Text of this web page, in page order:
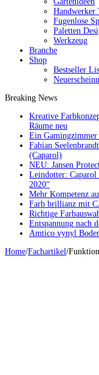
Handwerker
Fugenlose
Paletten
Werkzeug
Branche
Shop
Bestseller
Breaking News
Kreative
Räume neu
Ein Gamingzimmer
Fabian
(Caparol)
NEU: Jansen
Leindotter: Caparol
2020“
Mehr Kompetenz
Farb brillianz mit
Richtige
Entspannung nach
Amtico vynyl
Home/Fachartikel/